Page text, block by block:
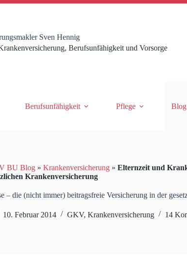
Sven Hennig
Berufsunfähigkeit und Vorsorge
Berufsunfähigkeit Pflege Blog
BU Blog » Krankenversicherung » Elternzeit und
Krankenversicherung
– die (nicht immer) beitragsfreie Versicherung in der
10. Februar 2014 GKV, Krankenversicherung 14